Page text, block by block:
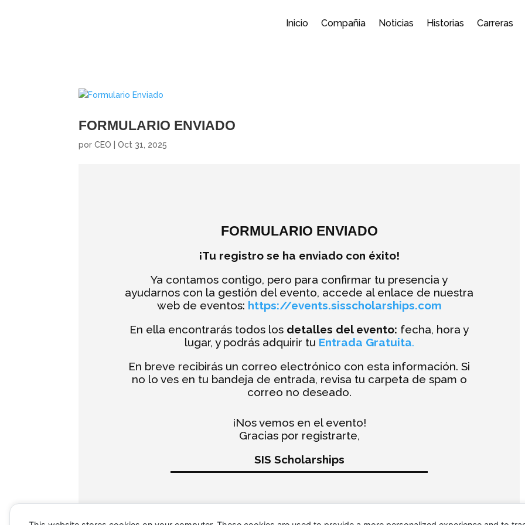
Inicio Compañia Noticias Historias Carreras
FORMULARIO ENVIADO
porCEO |Oct 31, 2025
FORMULARIO ENVIADO
¡Tu registro se ha enviado con éxito!
Ya contamos contigo, pero para confirmar tu presencia y
ayudarnos con la gestión del evento, accede al enlace de nuestra
web de eventos: https://events.sisscholarships.com
En ella encontrarás todos los detalles del evento: fecha, hora y
lugar, y podrás adquirir tu Entrada Gratuita.
En breve recibirás un correo electrónico con esta información. Si
no lo ves en tu bandeja de entrada, revisa tu carpeta de spam o
correo no deseado.
¡Nos vemos en el evento!
Gracias por registrarte,
SIS Scholarships